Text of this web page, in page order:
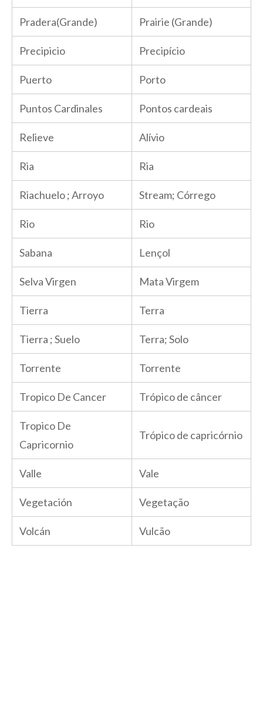
Pradera(Grande) Prairie (Grande)
Precipicio Precipício
Puerto Porto
Puntos Cardinales Pontos cardeais
Relieve Alívio
Ria Ria
Riachuelo ; Arroyo Stream; Córrego
Rio Rio
Sabana Lençol
Selva Virgen Mata Virgem
Tierra Terra
Tierra ; Suelo Terra; Solo
Torrente Torrente
Tropico De Cancer Trópico de câncer
Tropico De
Capricornio
Trópico de capricórnio
Valle Vale
Vegetación Vegetação
Volcán Vulcão